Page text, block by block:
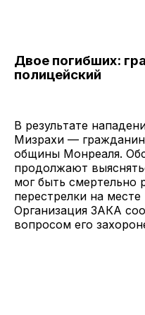
Двое погибших:
полицейский
В результате
Мизрахи —
общины Монреаля.
продолжают
мог быть смертельно
перестрелки на
Организация ЗАКА
вопросом его